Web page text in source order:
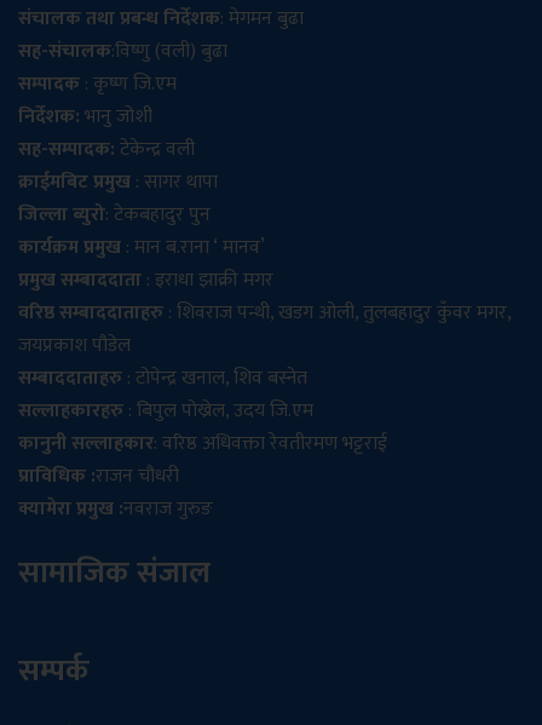
संचालक तथा प्रबन्ध निर्देशक: मेगमन बुढा
सह-संचालक:विष्णु (वली) बुढा
सम्पादक: कृष्ण जि.एम
निर्देशक:भानु जोशी
सह-सम्पादक:टेकेन्द्र वली
क्राईमबिट प्रमुख: सागर थापा
जिल्ला ब्युरो: टेकबहादुर पुन
कार्यक्रम प्रमुख: मान ब.राना ‘ मानव’
प्रमुख सम्बाददाता: इराधा झाक्री मगर
वरिष्ठ सम्बाददाताहरु: शिवराज पन्थी, खडग ओली, तुलबहादुर कुँवर मगर,
जयप्रकाश पौडेल
सम्बाददाताहरु: टोपेन्द्र खनाल, शिव बस्नेत
सल्लाहकारहरु: बिपुल पोख्रेल, उदय जि.एम
कानुनी सल्लाहकार: वरिष्ठ अधिवक्ता रेवतीरमण भट्टराई
प्राविधिक :राजन चौधरी
क्यामेरा प्रमुख :नवराज गुरुङ
सामाजिक संजाल
सम्पर्क